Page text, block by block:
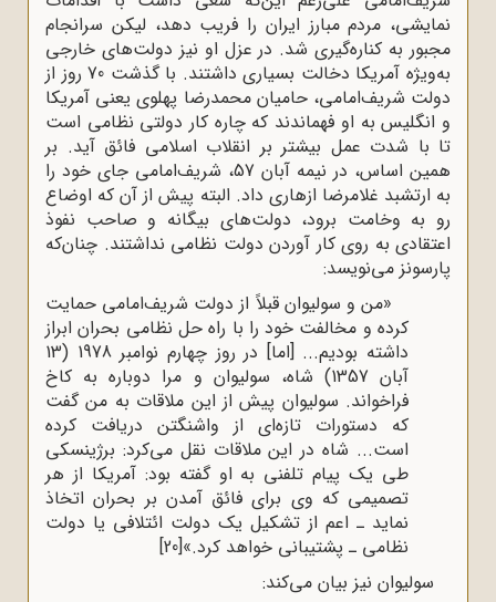
نمایشی، مردم مبارز ایران را فریب دهد، لیکن سرانجام
مجبور به کناره‌گیری شد. در عزل او نیز دولت‌های خارجی
به‌ویژه آمریکا دخالت بسیاری داشتند. با گذشت 70 روز از
دولت شریف‌امامى، حامیان محمدرضا پهلوى یعنی آمریکا
و انگلیس به او فهماندند که چاره کار دولتى نظامى است
تا با شدت عمل بیشتر بر انقلاب اسلامى فائق آید. بر
همین اساس، در نیمه آبان 57، شریف‌امامى جاى خود را
به ارتشبد غلامرضا ازهارى داد. البته پیش از آن ‌که اوضاع
رو به وخامت برود، دولت‌های بیگانه و صاحب ‌نفوذ
اعتقادی به روی کار آوردن دولت نظامی نداشتند. چنان‌که
پارسونز می‌نویسد:
«من و سولیوان قبلاً از دولت شریف‌امامی حمایت
کرده و مخالفت خود را با راه‌ حل نظامی بحران ابراز
داشته بودیم... [اما] در روز چهارم نوامبر 1978 (13
آبان 1357) شاه، سولیوان و مرا دوباره به کاخ
فراخواند. سولیوان پیش از این ملاقات به من گفت
که دستورات تازه‌ای از واشنگتن دریافت کرده
است... شاه در این ملاقات نقل می‌کرد: برژینسکی
طی یک پیام تلفنی به او گفته بود: آمریکا از هر
تصمیمی که وی برای فائق آمدن بر بحران اتخاذ
نماید ـ اعم از تشکیل یک دولت ائتلافی یا دولت
نظامی ـ پشتیبانی خواهد کرد.»[20]
سولیوان نیز بیان می‌کند: